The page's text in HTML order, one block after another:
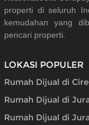
properti di seluruh
kemudahan yang
pencari properti.
LOKASI POPULER
Rumah Dijual di
Rumah Dijual di
Rumah Dijual di